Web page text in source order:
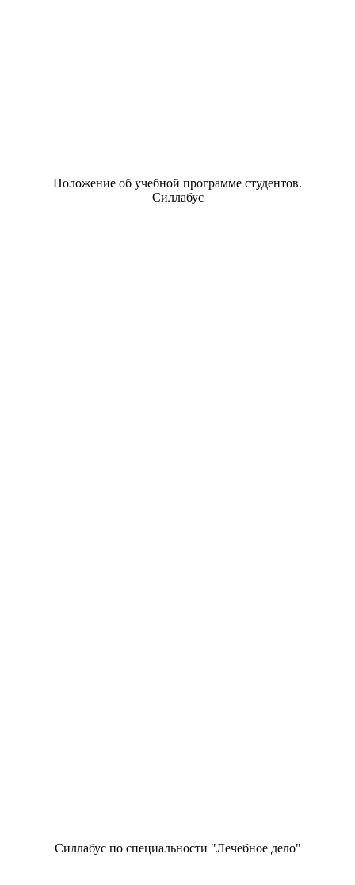
Положение об учебной программе студентов.
Силлабус
Силлабус по специальности "Лечебное дело"